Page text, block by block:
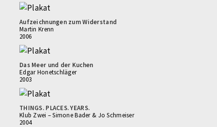
Aufzeichnungen zum Widerstand
Martin Krenn
2006
Das Meer und der Kuchen
Edgar Honetschläger
2003
THINGS. PLACES. YEARS.
Klub Zwei – Simone Bader & Jo Schmeiser
2004